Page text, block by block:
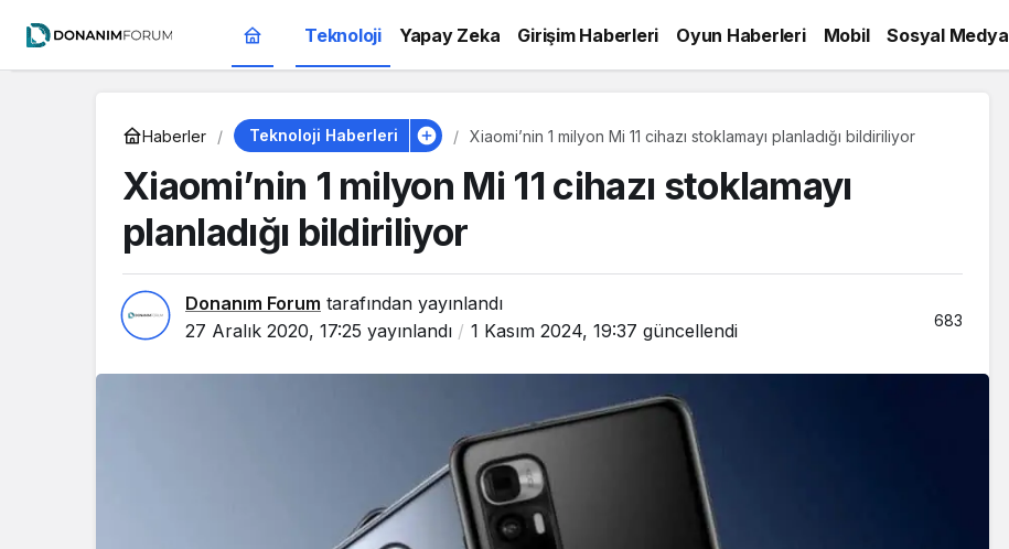
Teknoloji Yapay Zeka Girişim Haberleri Oyun Haberleri Mobil Sosyal Medya
Haberler Teknoloji Haberleri Xiaomi’nin 1 milyon Mi 11 cihazı stoklamayı planladığı bildiriliyor
Xiaomi’nin 1 milyon Mi 11 cihazı stoklamayı
planladığı bildiriliyor
Donanım Forum tarafından yayınlandı
27 Aralık 2020, 17:25 yayınlandı 1 Kasım 2024, 19:37 güncellendi 683